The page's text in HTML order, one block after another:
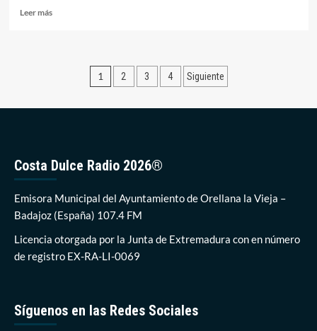
Leer másLeer
las
banderas
de
2023
Paginación
1 2 3 4 Siguiente
Costa Dulce Radio 2026®
Emisora Municipal del Ayuntamiento de Orellana la Vieja –
Badajoz (España) 107.4 FM
Licencia otorgada por la Junta de Extremadura con en número
de registro EX-RA-LI-0069
Síguenos en las Redes Sociales